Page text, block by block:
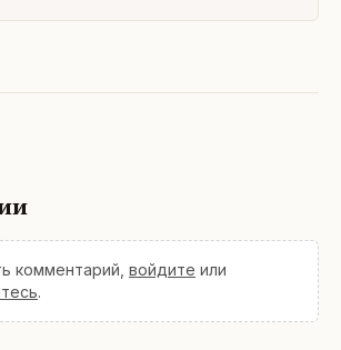
комментарий, войдите или
.